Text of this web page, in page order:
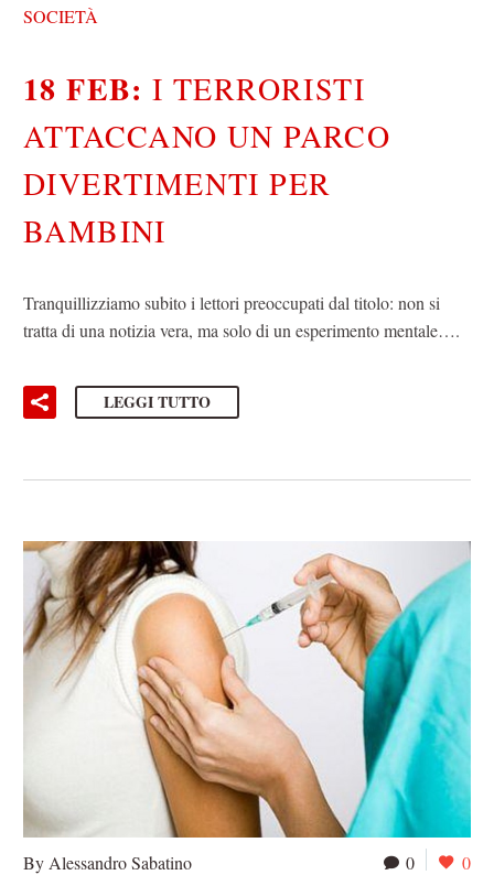
SOCIETÀ
18 FEB:I TERRORISTI
ATTACCANO UN PARCO
DIVERTIMENTI PER
BAMBINI
Tranquillizziamo subito i lettori preoccupati dal titolo: non si
tratta di una notizia vera, ma solo di un esperimento mentale….
LEGGI TUTTO
0 0
By Alessandro Sabatino